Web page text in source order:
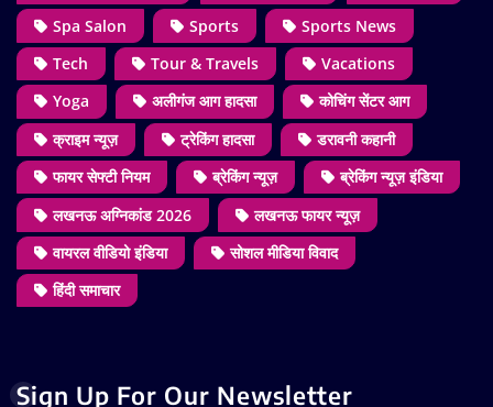
Spa Salon
Sports
Sports News
Tech
Tour & Travels
Vacations
Yoga
अलीगंज आग हादसा
कोचिंग सेंटर आग
क्राइम न्यूज़
ट्रेकिंग हादसा
डरावनी कहानी
फायर सेफ्टी नियम
ब्रेकिंग न्यूज़
ब्रेकिंग न्यूज़ इंडिया
लखनऊ अग्निकांड 2026
लखनऊ फायर न्यूज़
वायरल वीडियो इंडिया
सोशल मीडिया विवाद
हिंदी समाचार
Sign Up For Our Newsletter